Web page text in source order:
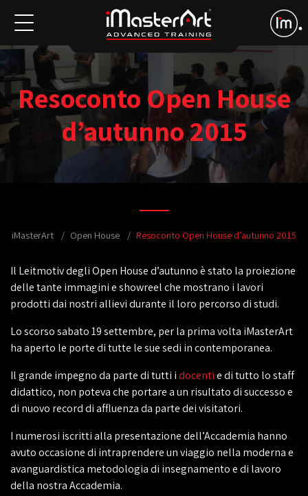
Resoconto Open House
d’autunno 2015
iMasterArt Open House Resoconto Open House d’autunno 2015
Il Leitmotiv degli Open House d’autunno è stato la proiezione
delle tante immagini e showreel che mostrano i lavori
prodotti dai nostri allievi durante il loro percorso di studi.
Lo scorso sabato 19 settembre, per la prima volta iMasterArt
ha aperto le porte di tutte le sue sedi in contemporanea.
Il grande impegno da parte di tutti idocentie di tutto lo staff
didattico, non poteva che portare a un risultato di successo e
di nuovo record di affluenza da parte dei visitatori.
I numerosi iscritti alla presentazione dell’Accademia hanno
avuto occasione di intraprendere un viaggio nella moderna e
avanguardistica metodologia di insegnamento e di lavoro
della nostra Accademia.